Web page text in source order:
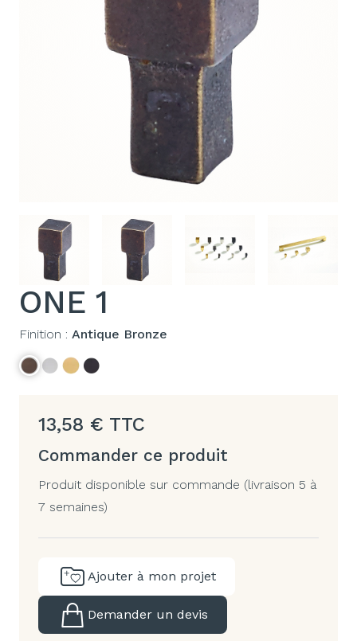
ONE 1
Finition : Antique Bronze
13,58 € TTC
Commander ce produit
Produit disponible sur commande (livraison 5 à
7 semaines)
Ajouter à mon projet
Demander un devis